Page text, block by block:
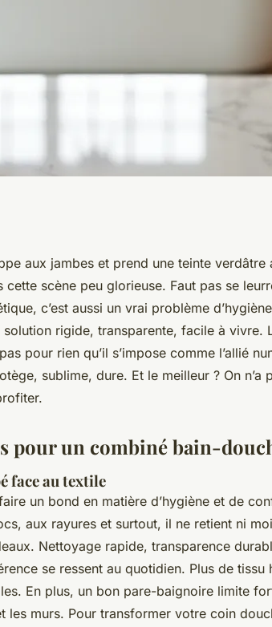
un
aux jambes et prend une teinte verdâtre
scène peu glorieuse. Faut pas se
c’est aussi un vrai problème
rigide, transparente, facile à vivre.
pour rien qu’il s’impose comme l’allié
sublime, dure. Et le meilleur ? On n’a
pour un combiné bain-
face au textile
un bond en matière d’hygiène et de
aux rayures et surtout, il ne retient ni
Nettoyage rapide, transparence
se ressent au quotidien. Plus de tissu
En plus, un bon pare-baignoire limite
les murs. Pour transformer votre coin